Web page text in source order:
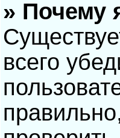
» Почему
всего